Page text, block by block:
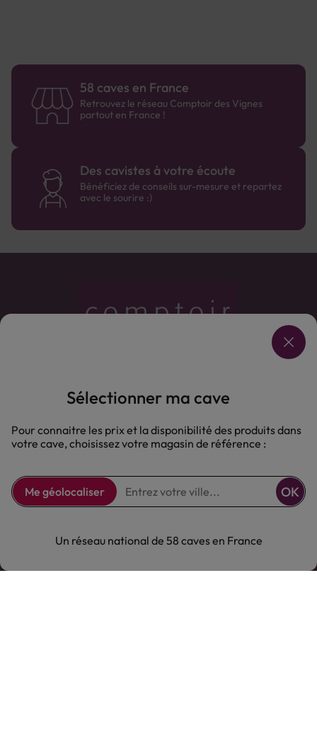
58 caves en France
Retrouvez le réseau Comptoir des Vignes
partout en France !
Des cavistes à votre écoute
Bénéficiez de conseils sur-mesure et repartez
avec le sourire :)
Comptoir des Vignes
Notre offre
Notre offre
Sélectionner ma cave
Pour connaitre les prix et la disponibilité des produits dans
votre cave, choisissez votre magasin de référence :
Me géolocaliser OK
Un réseau national de 58 caves en France